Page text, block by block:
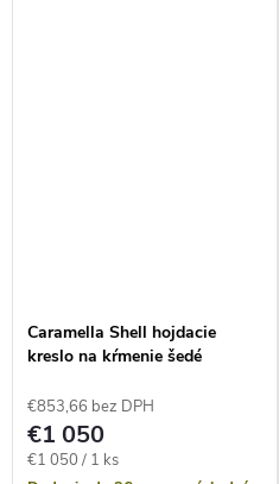
Caramella Shell hojdacie
kreslo na kŕmenie šedé
€853,66 bez DPH
€1 050
Jednotková
€1 050 / 1 ks